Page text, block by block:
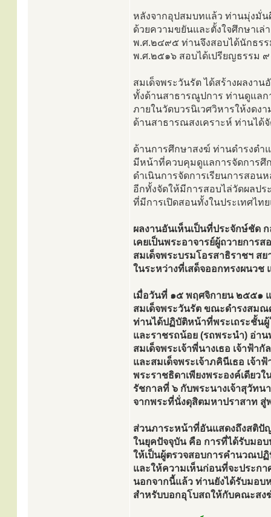
หลังจากอุปสมบทแล้ว ท่านมุ่งมั่
ด้วยความขยันและตั้งใจศึกษาเล่า
พ.ศ.๒๔๙๕ ท่านจึงสอบได้นักธรร
พ.ศ.๒๕๑๖ สอบได้เปรียญธรรม ๙
สมเด็จพระวันรัต ได้สร้างผลงา
ทั้งด้านสาธารณูปการ ท่านดูแล
ภายในวัดบวรนิเวศวิหารให้งดง
ด้านสาธารณสงเคราะห์ ท่านได้
ด้านการศึกษาสงฆ์ ท่านดำรงตำ
มีหน้าที่ควบคุมดูแลการจัดการศึ
ดำเนินการจัดการเรียนการสอ
อีกทั้งจัดให้มีการสอบไล่วัดผลป
ที่มีการเปิดสอนทั้งในประเทศไท
ผลงานอันเห็นเป็นที่ประจักษ์ชัด
เคยเป็นพระอาจารย์ผู้ถวายการ
สมเด็จพระบรมโอรสาธิราชฯ ส
ในระหว่างที่เสด็จออกทรงผนวช
เมื่อวันที่ ๑๕ พฤศจิกายน ๒๕๕๑
สมเด็จพระวันรัต ขณะดำรงสม
ท่านได้ปฏิบัติหน้าที่พระเถระชั้น
และราชรถน้อย (รถพระนำ) อ่า
สมเด็จพระเจ้าพี่นางเธอ เจ้าฟ้
และสมเด็จพระเจ้าภคินีเธอ เจ้
พระราชธิดาเพียงพระองค์เดียว
รัชกาลที่ ๖ กับพระนางเจ้าสุวัทน
จากพระที่นั่งดุสิตมหาปราสาท
ส่วนภาระหน้าที่อันแสดงถึงสติปั
ในยุคปัจจุบัน คือ การที่ได้รับมอ
ให้เป็นผู้ตรวจสอบการคำนวณป
และให้ความเห็นก่อนที่จะประกา
นอกจากนี้แล้ว ท่านยังได้รับมอ
สำหรับบอกอุโบสถให้กับคณะส